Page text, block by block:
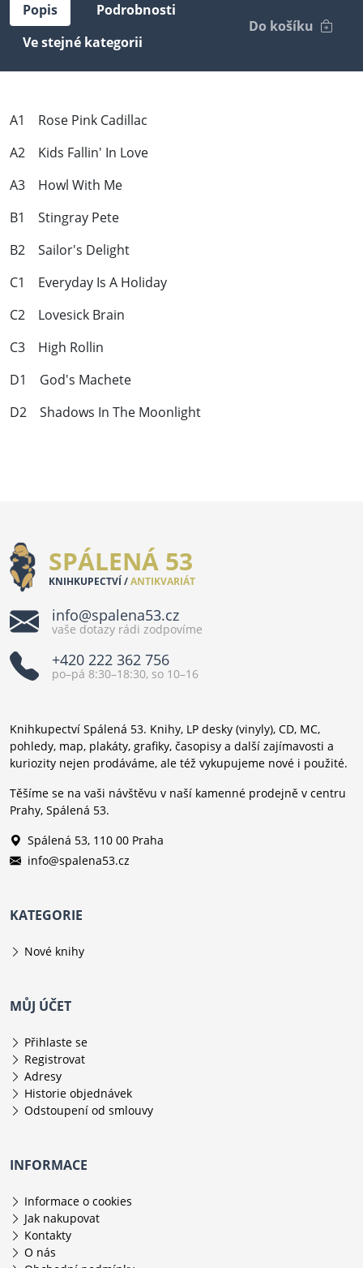
Popis
Podrobnosti
Ve stejné kategorii
Do košíku
A1 Rose Pink Cadillac
A2 Kids Fallin' In Love
A3 Howl With Me
B1 Stingray Pete
B2 Sailor's Delight
C1 Everyday Is A Holiday
C2 Lovesick Brain
C3 High Rollin
D1 God's Machete
D2 Shadows In The Moonlight
SPÁLENÁ 53
KNIHKUPECTVÍ /ANTIKVARIÁT
info@spalena53.cz
vaše dotazy rádi zodpovíme
+420 222 362 756
po–pá 8:30–18:30, so 10–16
Knihkupectví Spálená 53. Knihy, LP desky (vinyly), CD, MC,
pohledy, map, plakáty, grafiky, časopisy a další zajímavosti a
kuriozity nejen prodáváme, ale též vykupujeme nové i použité.
Těšíme se na vaši návštěvu v naší kamenné prodejně v centru
Prahy, Spálená 53.
Spálená 53, 110 00 Praha
info@spalena53.cz
KATEGORIE
Nové knihy
MŮJ ÚČET
Přihlaste se
Registrovat
Adresy
Historie objednávek
Odstoupení od smlouvy
INFORMACE
Informace o cookies
Jak nakupovat
Kontakty
O nás